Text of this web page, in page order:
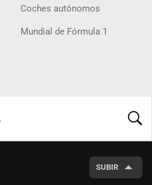
Coches autónomos
Mundial de Fórmula 1
SUBIR